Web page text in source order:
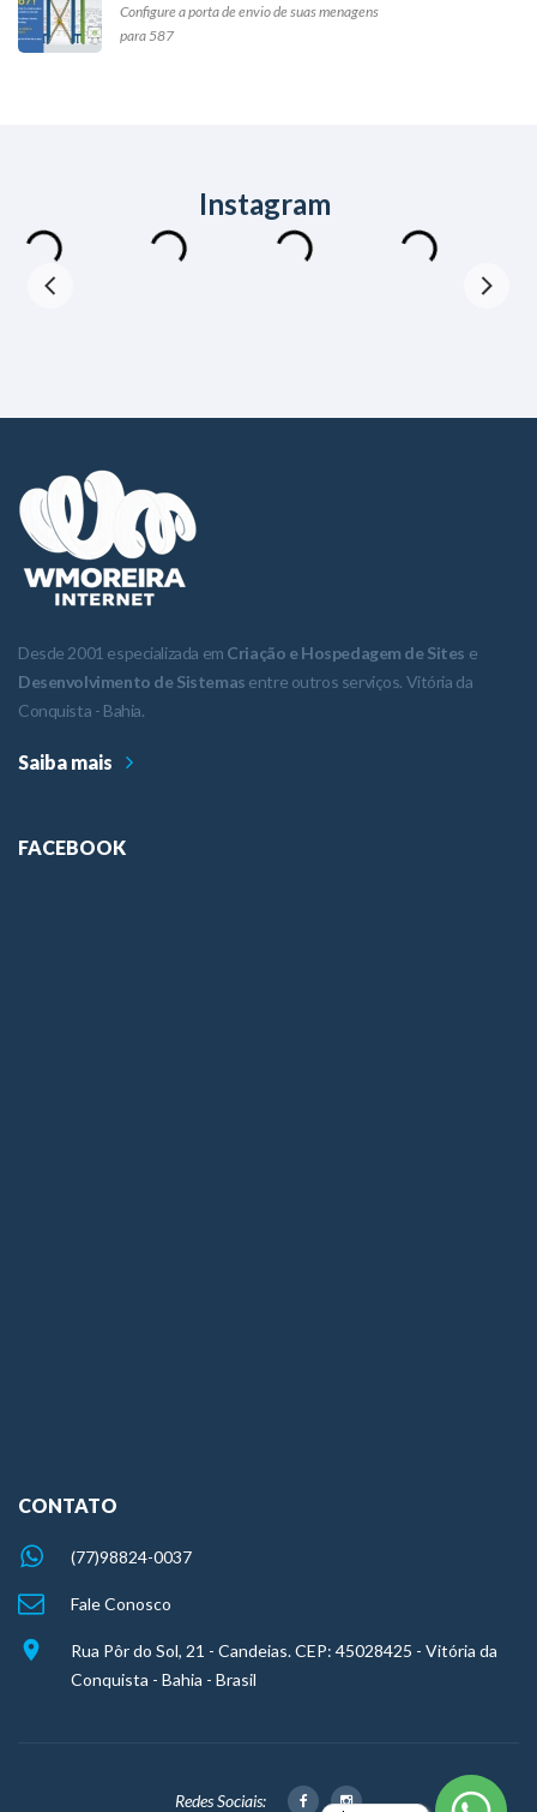
Configure a porta de envio de suas menagens
para 587
Instagram
Desde 2001 especializada em Criação e Hospedagem de Sites e
Desenvolvimento de Sistemas entre outros serviços. Vitória da
Conquista - Bahia.
Saiba mais
FACEBOOK
CONTATO
(77)98824-0037
Fale Conosco
Rua Pôr do Sol, 21 - Candeias. CEP: 45028425 - Vitória da
Conquista - Bahia - Brasil
Redes Sociais: